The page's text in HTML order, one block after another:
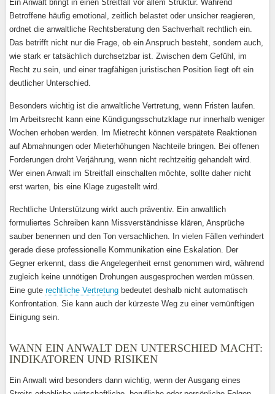
Ein Anwalt bringt in einen Streitfall vor allem Struktur. Während
Betroffene häufig emotional, zeitlich belastet oder unsicher reagieren,
ordnet die anwaltliche Rechtsberatung den Sachverhalt rechtlich ein.
Das betrifft nicht nur die Frage, ob ein Anspruch besteht, sondern auch,
wie stark er tatsächlich durchsetzbar ist. Zwischen dem Gefühl, im
Recht zu sein, und einer tragfähigen juristischen Position liegt oft ein
deutlicher Unterschied.
Besonders wichtig ist die anwaltliche Vertretung, wenn Fristen laufen.
Im Arbeitsrecht kann eine Kündigungsschutzklage nur innerhalb weniger
Wochen erhoben werden. Im Mietrecht können verspätete Reaktionen
auf Abmahnungen oder Mieterhöhungen Nachteile bringen. Bei offenen
Forderungen droht Verjährung, wenn nicht rechtzeitig gehandelt wird.
Wer einen Anwalt im Streitfall einschalten möchte, sollte daher nicht
erst warten, bis eine Klage zugestellt wird.
Rechtliche Unterstützung wirkt auch präventiv. Ein anwaltlich
formuliertes Schreiben kann Missverständnisse klären, Ansprüche
sauber benennen und den Ton versachlichen. In vielen Fällen verhindert
gerade diese professionelle Kommunikation eine Eskalation. Der
Gegner erkennt, dass die Angelegenheit ernst genommen wird, während
zugleich keine unnötigen Drohungen ausgesprochen werden müssen.
Eine gute rechtliche Vertretung bedeutet deshalb nicht automatisch
Konfrontation. Sie kann auch der kürzeste Weg zu einer vernünftigen
Einigung sein.
WANN EIN ANWALT DEN UNTERSCHIED MACHT:
INDIKATOREN UND RISIKEN
Ein Anwalt wird besonders dann wichtig, wenn der Ausgang eines